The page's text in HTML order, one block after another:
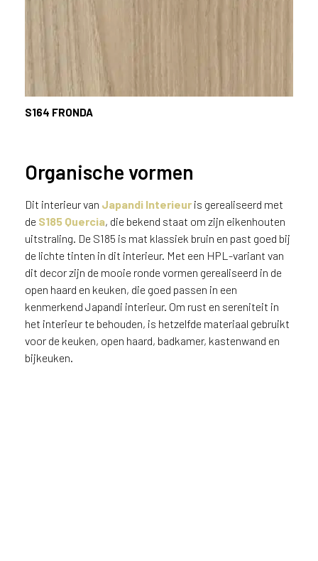
S164 FRONDA
Organische vormen
Dit interieur van Japandi Interieur is gerealiseerd met
de S185 Quercia, die bekend staat om zijn eikenhouten
uitstraling. De S185 is mat klassiek bruin en past goed bij
de lichte tinten in dit interieur. Met een HPL-variant van
dit decor zijn de mooie ronde vormen gerealiseerd in de
open haard en keuken, die goed passen in een
kenmerkend Japandi interieur. Om rust en sereniteit in
het interieur te behouden, is hetzelfde materiaal gebruikt
voor de keuken, open haard, badkamer, kastenwand en
bijkeuken.